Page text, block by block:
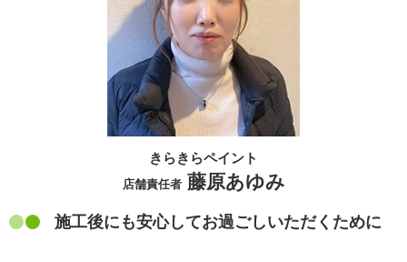
きらきらペイント
店舗責任者藤原あゆみ
施工後にも安心してお過ごしいただくために